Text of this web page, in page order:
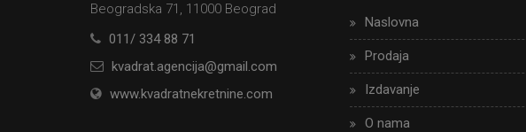
Beogradska 71, 11000 Beograd
011/ 334 88 71
kvadrat.agencija@gmail.com
www.kvadratnekretnine.com
Naslovna
Prodaja
Izdavanje
O nama